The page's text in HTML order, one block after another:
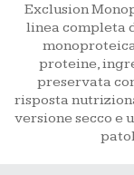
Exclusion
linea completa
proteine,
preservata
risposta
versione secco e